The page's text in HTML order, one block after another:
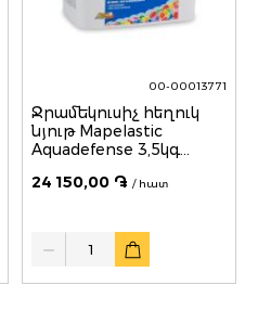
00-00013771
Ջրամեկուսիչ հեղուկ
նյութ Mapelastic
Aquadefense 3,5կգ
24 150,00 ֏ / հատ